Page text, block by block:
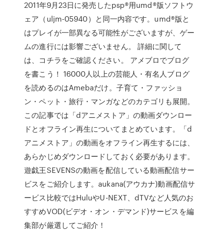
2011年9月23日に発売したpsp®用umd®版ソフトウ
ェア（uljm-05940）と同一内容です。umd®版と
はプレイが一部異なる可能性がございますが、ゲー
ムの進行には影響ございません。 詳細に関して
は、コチラをご確認ください。 アメブロでブログ
を書こう！ 16000人以上の芸能人・有名人ブログ
を読めるのはAmebaだけ。子育て・ファッショ
ン・ペット・旅行・マンガなどのカテゴリも展開。
この記事では「dアニメストア」の動画ダウンロー
ドとオフライン再生についてまとめています。「d
アニメストア」の動画をオフライン再生するには、
あらかじめダウンロードしておく必要があります。
遊戯王SEVENSの動画を配信している動画配信サー
ビスをご紹介します。aukana(アウカナ)動画配信サ
ービス比較ではHuluやU-NEXT、dTVなど人気のお
すすめVOD(ビデオ・オン・デマンド)サービスを編
集部が厳選してご紹介！